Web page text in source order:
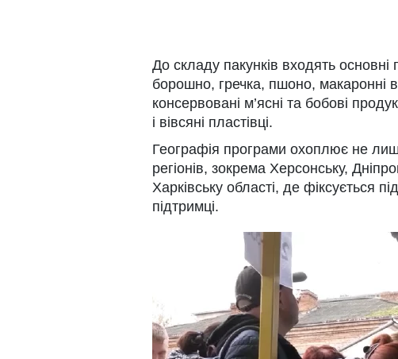
До складу пакунків входять основні
борошно, гречка, пшоно, макаронні
консервовані м’ясні та бобові
і вівсяні пластівці.
Географія програми охоплює не
регіонів, зокрема Херсонську,
Харківську області, де фіксується
підтримці.